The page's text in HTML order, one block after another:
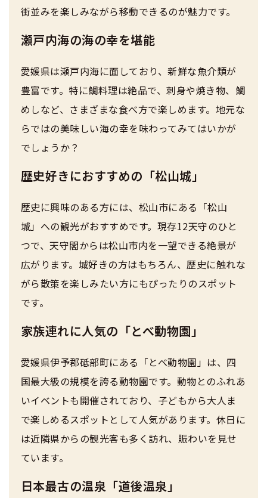
街並みを楽しみながら移動できるのが魅力です。
瀬戸内海の海の幸を堪能
愛媛県は瀬戸内海に面しており、新鮮な魚介類が
豊富です。特に鯛料理は絶品で、刺身や焼き物、鯛
めしなど、さまざまな食べ方で楽しめます。地元な
らではの美味しい海の幸を味わってみてはいかが
でしょうか？
歴史好きにおすすめの「松山城」
歴史に興味のある方には、松山市にある「松山
城」への観光がおすすめです。現存12天守のひと
つで、天守閣からは松山市内を一望できる絶景が
広がります。城好きの方はもちろん、歴史に触れな
がら散策を楽しみたい方にもぴったりのスポット
です。
家族連れに人気の「とべ動物園」
愛媛県伊予郡砥部町にある「とべ動物園」は、四
国最大級の規模を誇る動物園です。動物とのふれあ
いイベントも開催されており、子どもから大人ま
で楽しめるスポットとして人気があります。休日に
は近隣県からの観光客も多く訪れ、賑わいを見せ
ています。
日本最古の温泉「道後温泉」